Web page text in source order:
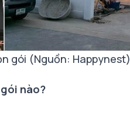
gói (Nguồn: Happynest)
nào?